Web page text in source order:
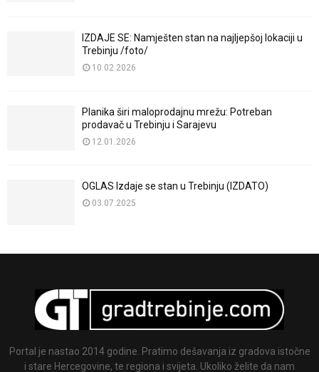
IZDAJE SE: Namješten stan na najljepšoj lokaciji u
Trebinju /foto/
10.02.2026
Planika širi maloprodajnu mrežu: Potreban
prodavač u Trebinju i Sarajevu
12.01.2026
OGLAS Izdaje se stan u Trebinju (IZDATO)
03.07.2025
Portal je nastao 2014 godine. Pratimo dešavanja iz gradova istočne
i stare Hercegovine, te regiona i svijeta. Ukoliko želite da nam